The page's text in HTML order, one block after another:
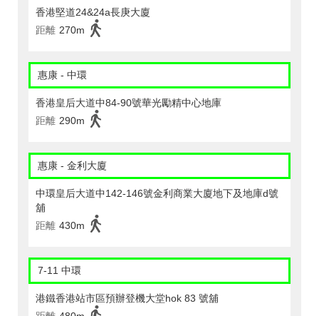
香港堅道24&24a長庚大廈
距離 270m
惠康 - 中環
香港皇后大道中84-90號華光勵精中心地庫
距離 290m
惠康 - 金利大廈
中環皇后大道中142-146號金利商業大廈地下及地庫d號
舖
距離 430m
7-11 中環
港鐵香港站市區預辦登機大堂hok 83 號舖